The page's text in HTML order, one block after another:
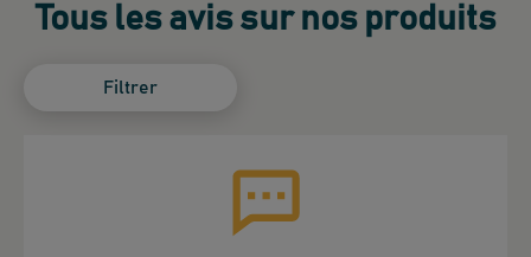
Tous les avis sur nos produits
Filtrer